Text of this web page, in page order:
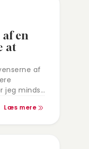
en
at
af
jeg mindst
Læs mere